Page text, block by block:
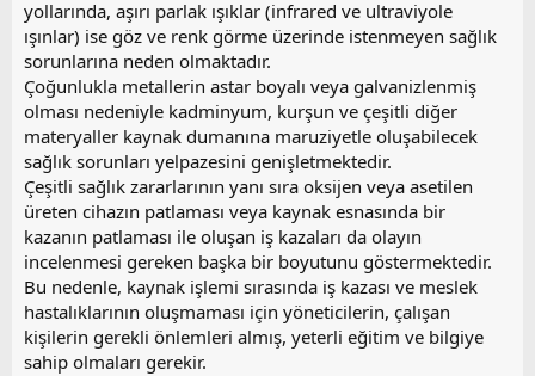
yollarında, aşırı parlak ışıklar (infrared ve ultraviyole
ışınlar) ise göz ve renk görme üzerinde istenmeyen sağlık
sorunlarına neden olmaktadır.
Çoğunlukla metallerin astar boyalı veya galvanizlenmiş
olması nedeniyle kadminyum, kurşun ve çeşitli diğer
materyaller kaynak dumanına maruziyetle oluşabilecek
sağlık sorunları yelpazesini genişletmektedir.
Çeşitli sağlık zararlarının yanı sıra oksijen veya asetilen
üreten cihazın patlaması veya kaynak esnasında bir
kazanın patlaması ile oluşan iş kazaları da olayın
incelenmesi gereken başka bir boyutunu göstermektedir.
Bu nedenle, kaynak işlemi sırasında iş kazası ve meslek
hastalıklarının oluşmaması için yöneticilerin, çalışan
kişilerin gerekli önlemleri almış, yeterli eğitim ve bilgiye
sahip olmaları gerekir.